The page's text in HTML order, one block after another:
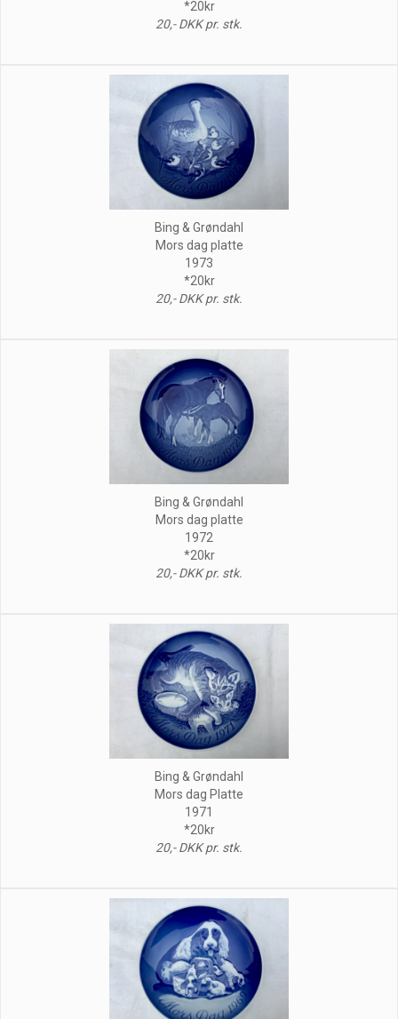
*20kr
20,- DKK pr. stk.
Bing & Grøndahl
Mors dag platte
1973
*20kr
20,- DKK pr. stk.
Bing & Grøndahl
Mors dag platte
1972
*20kr
20,- DKK pr. stk.
Bing & Grøndahl
Mors dag Platte
1971
*20kr
20,- DKK pr. stk.